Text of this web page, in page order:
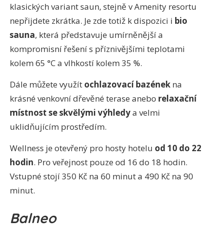
klasických variant saun, stejně v Amenity resortu
nepřijdete zkrátka. Je zde totiž k dispozici i bio
sauna, která představuje umírněnější a
kompromisní řešení s příznivějšími teplotami
kolem 65 °C a vlhkostí kolem 35 %.
Dále můžete využít ochlazovací bazének na
krásné venkovní dřevěné terase anebo relaxační
místnost se skvělými výhledya velmi
uklidňujícím prostředím.
Wellness je otevřený pro hosty hotelu od 10 do 22
hodin. Pro veřejnost pouze od 16 do 18 hodin.
Vstupné stojí 350 Kč na 60 minut a 490 Kč na 90
minut.
Balneo